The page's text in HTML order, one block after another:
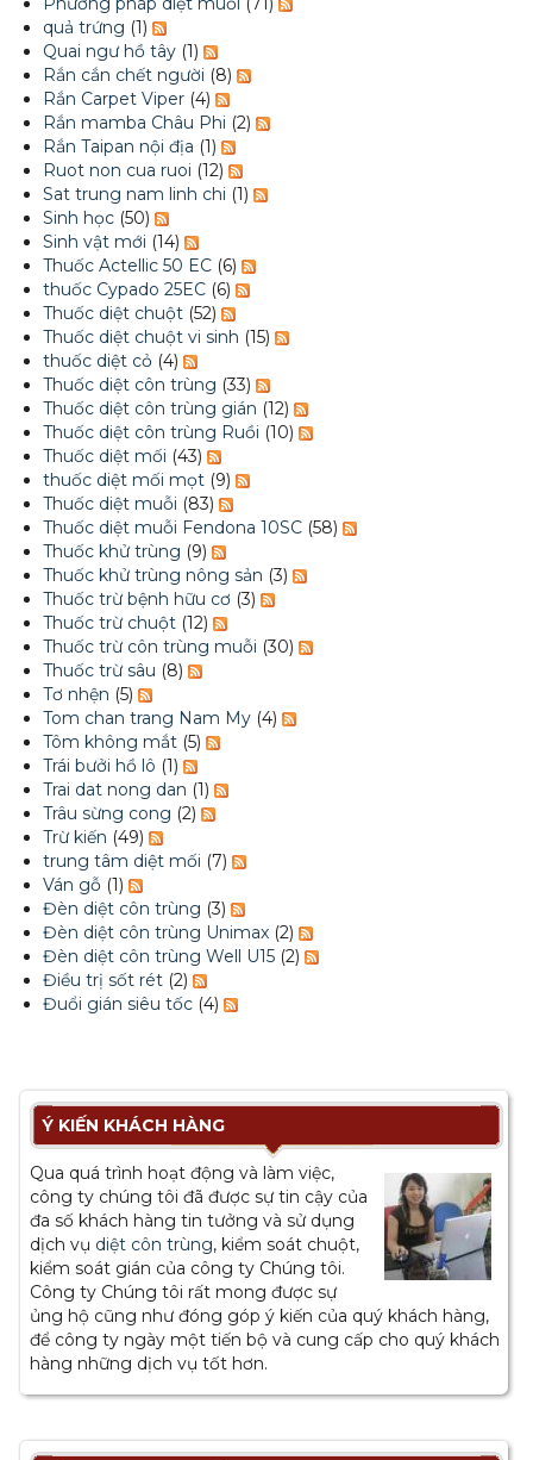
quả trứng (1)
Quai ngư hồ tây (1)
Rắn cắn chết người (8)
Rắn Carpet Viper (4)
Rắn mamba Châu Phi (2)
Rắn Taipan nội địa (1)
Ruot non cua ruoi (12)
Sat trung nam linh chi (1)
Sinh học (50)
Sinh vật mới (14)
Thuốc Actellic 50 EC (6)
thuốc Cypado 25EC (6)
Thuốc diệt chuột (52)
Thuốc diệt chuột vi sinh (15)
thuốc diệt cỏ (4)
Thuốc diệt côn trùng (33)
Thuốc diệt côn trùng gián (12)
Thuốc diệt côn trùng Ruồi (10)
Thuốc diệt mối (43)
thuốc diệt mối mọt (9)
Thuốc diệt muỗi (83)
Thuốc diệt muỗi Fendona 10SC (58)
Thuốc khử trùng (9)
Thuốc khử trùng nông sản (3)
Thuốc trừ bệnh hữu cơ (3)
Thuốc trừ chuột (12)
Thuốc trừ côn trùng muỗi (30)
Thuốc trừ sâu (8)
Tơ nhện (5)
Tom chan trang Nam My (4)
Tôm không mắt (5)
Trái bưởi hồ lô (1)
Trai dat nong dan (1)
Trâu sừng cong (2)
Trừ kiến (49)
trung tâm diệt mối (7)
Ván gỗ (1)
Đèn diệt côn trùng (3)
Đèn diệt côn trùng Unimax (2)
Đèn diệt côn trùng Well U15 (2)
Điều trị sốt rét (2)
Đuổi gián siêu tốc (4)
Ý KIẾN KHÁCH HÀNG
Qua quá trình hoạt động và làm việc,
công ty chúng tôi đã được sự tin cậy của
đa số khách hàng tin tưởng và sử dụng
dịch vụ diệt côn trùng, kiểm soát chuột,
kiểm soát gián của công ty Chúng tôi.
Công ty Chúng tôi rất mong được sự
ủng hộ cũng như đóng góp ý kiến của quý khách hàng,
để công ty ngày một tiến bộ và cung cấp cho quý khách
hàng những dịch vụ tốt hơn.